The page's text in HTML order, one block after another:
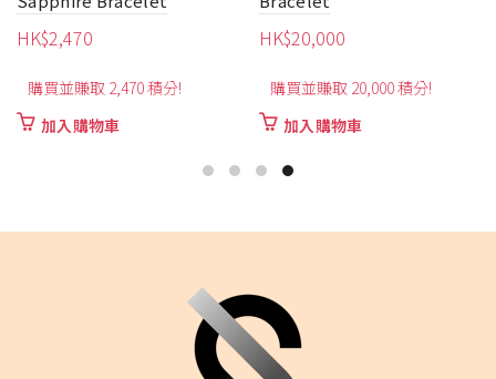
HK$2,470
購買並賺取 2,470 積分!
加入購物車
HK$20,000
購買並賺取 20,000 積分!
加入購物車